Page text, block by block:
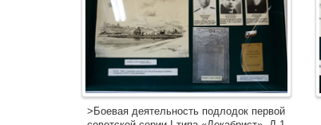
>Боевая деятельность подлодок первой